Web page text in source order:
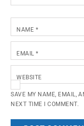
NAME *
EMAIL*
WEBSITE
SAVE MY NAME, EMAIL,
NEXT TIME I COMMENT.